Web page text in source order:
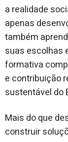
a realidade
apenas
também
suas escolhas
formativa
e contribuição
sustentável do
Mais do que
construir